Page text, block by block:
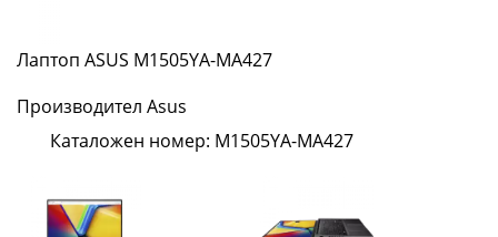
Fly.bg
Лаптоп ASUS M1505YA-MA427
Производител Asus
Каталожен номер: M1505YA-MA427